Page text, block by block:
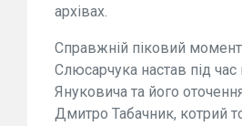
архівах.
Справжній піковий
Слюсарчука настав під час
Януковича та його
Дмитро Табачник, котрий